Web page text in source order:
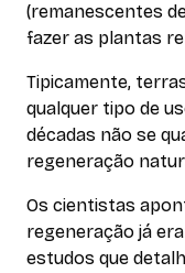
(remanescentes
fazer as plantas
Tipicamente,
qualquer tipo de
décadas não se
regeneração
Os cientistas
regeneração já
estudos que